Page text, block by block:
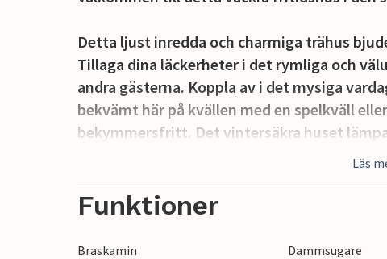
Detta ljust inredda och charmiga trähus
Tillaga dina läckerheter i det rymliga och
andra gästerna. Koppla av i det mysiga
bekvämt här på kvällen med en spelkväll
bekymmersfritt. Det vintersäkra huset
svalare årstider, och du kan värma dig vid
En kajak och två paddleboards står till ditt
Endast 300 meter skiljer dig från
Läs
Funktioner
Braskamin Dammsugare